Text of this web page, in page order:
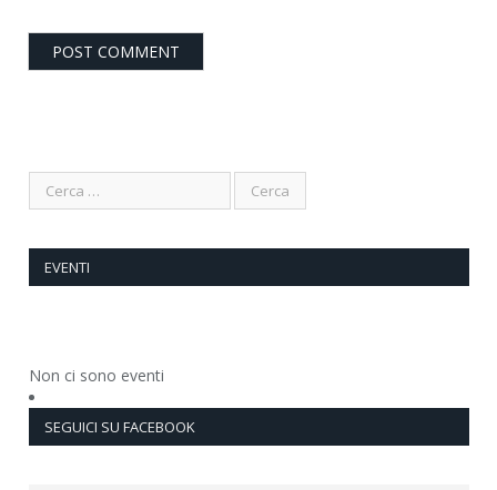
EVENTI
Non ci sono eventi
SEGUICI SU FACEBOOK